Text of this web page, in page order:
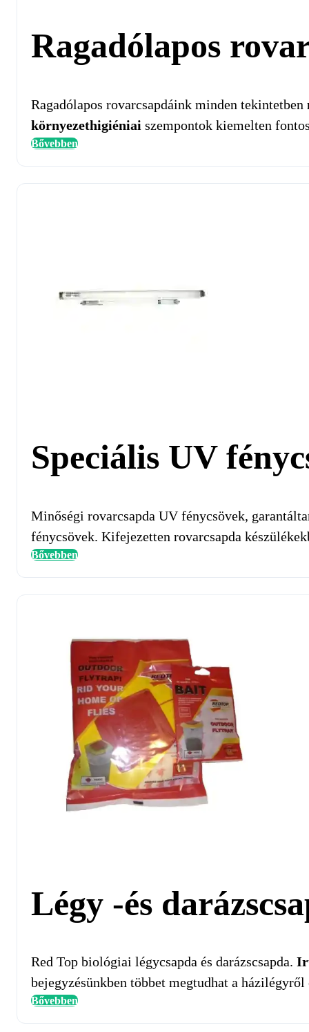
Ragadólapos
Ragadólapos rovarcsapdáink minden tekintetben
környezethigiéniai szempontok kiemelten
Bővebben
Speciális UV
Minőségi rovarcsapda UV fénycsövek,
fénycsövek. Kifejezetten rovarcsapda
Bővebben
Légy -és
Red Top biológiai légycsapda és darázscsapda.
bejegyzésünkben többet megtudhat a
Bővebben